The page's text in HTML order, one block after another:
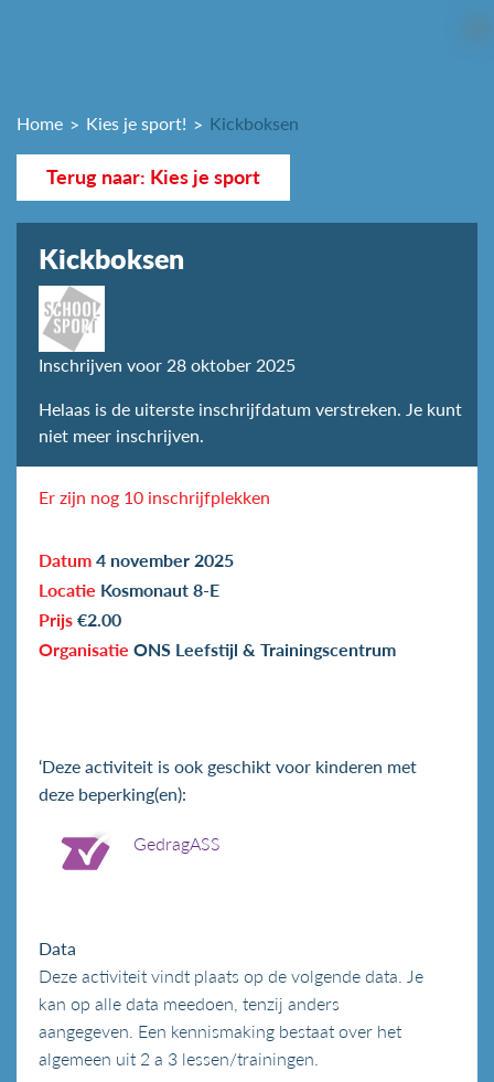
Home Kies je sport! Kickboksen
Terug naar: Kies je sport
Kickboksen
Inschrijven voor 28 oktober 2025
Helaas is de uiterste inschrijfdatum verstreken. Je kunt
niet meer inschrijven.
Er zijn nog 10 inschrijfplekken
Datum 4 november 2025
Locatie Kosmonaut 8-E
Prijs €2.00
Organisatie ONS Leefstijl & Trainingscentrum
‘Deze activiteit is ook geschikt voor kinderen met
deze beperking(en):
GedragASS
Data
Deze activiteit vindt plaats op de volgende data. Je
kan op alle data meedoen, tenzij anders
aangegeven. Een kennismaking bestaat over het
algemeen uit 2 a 3 lessen/trainingen.